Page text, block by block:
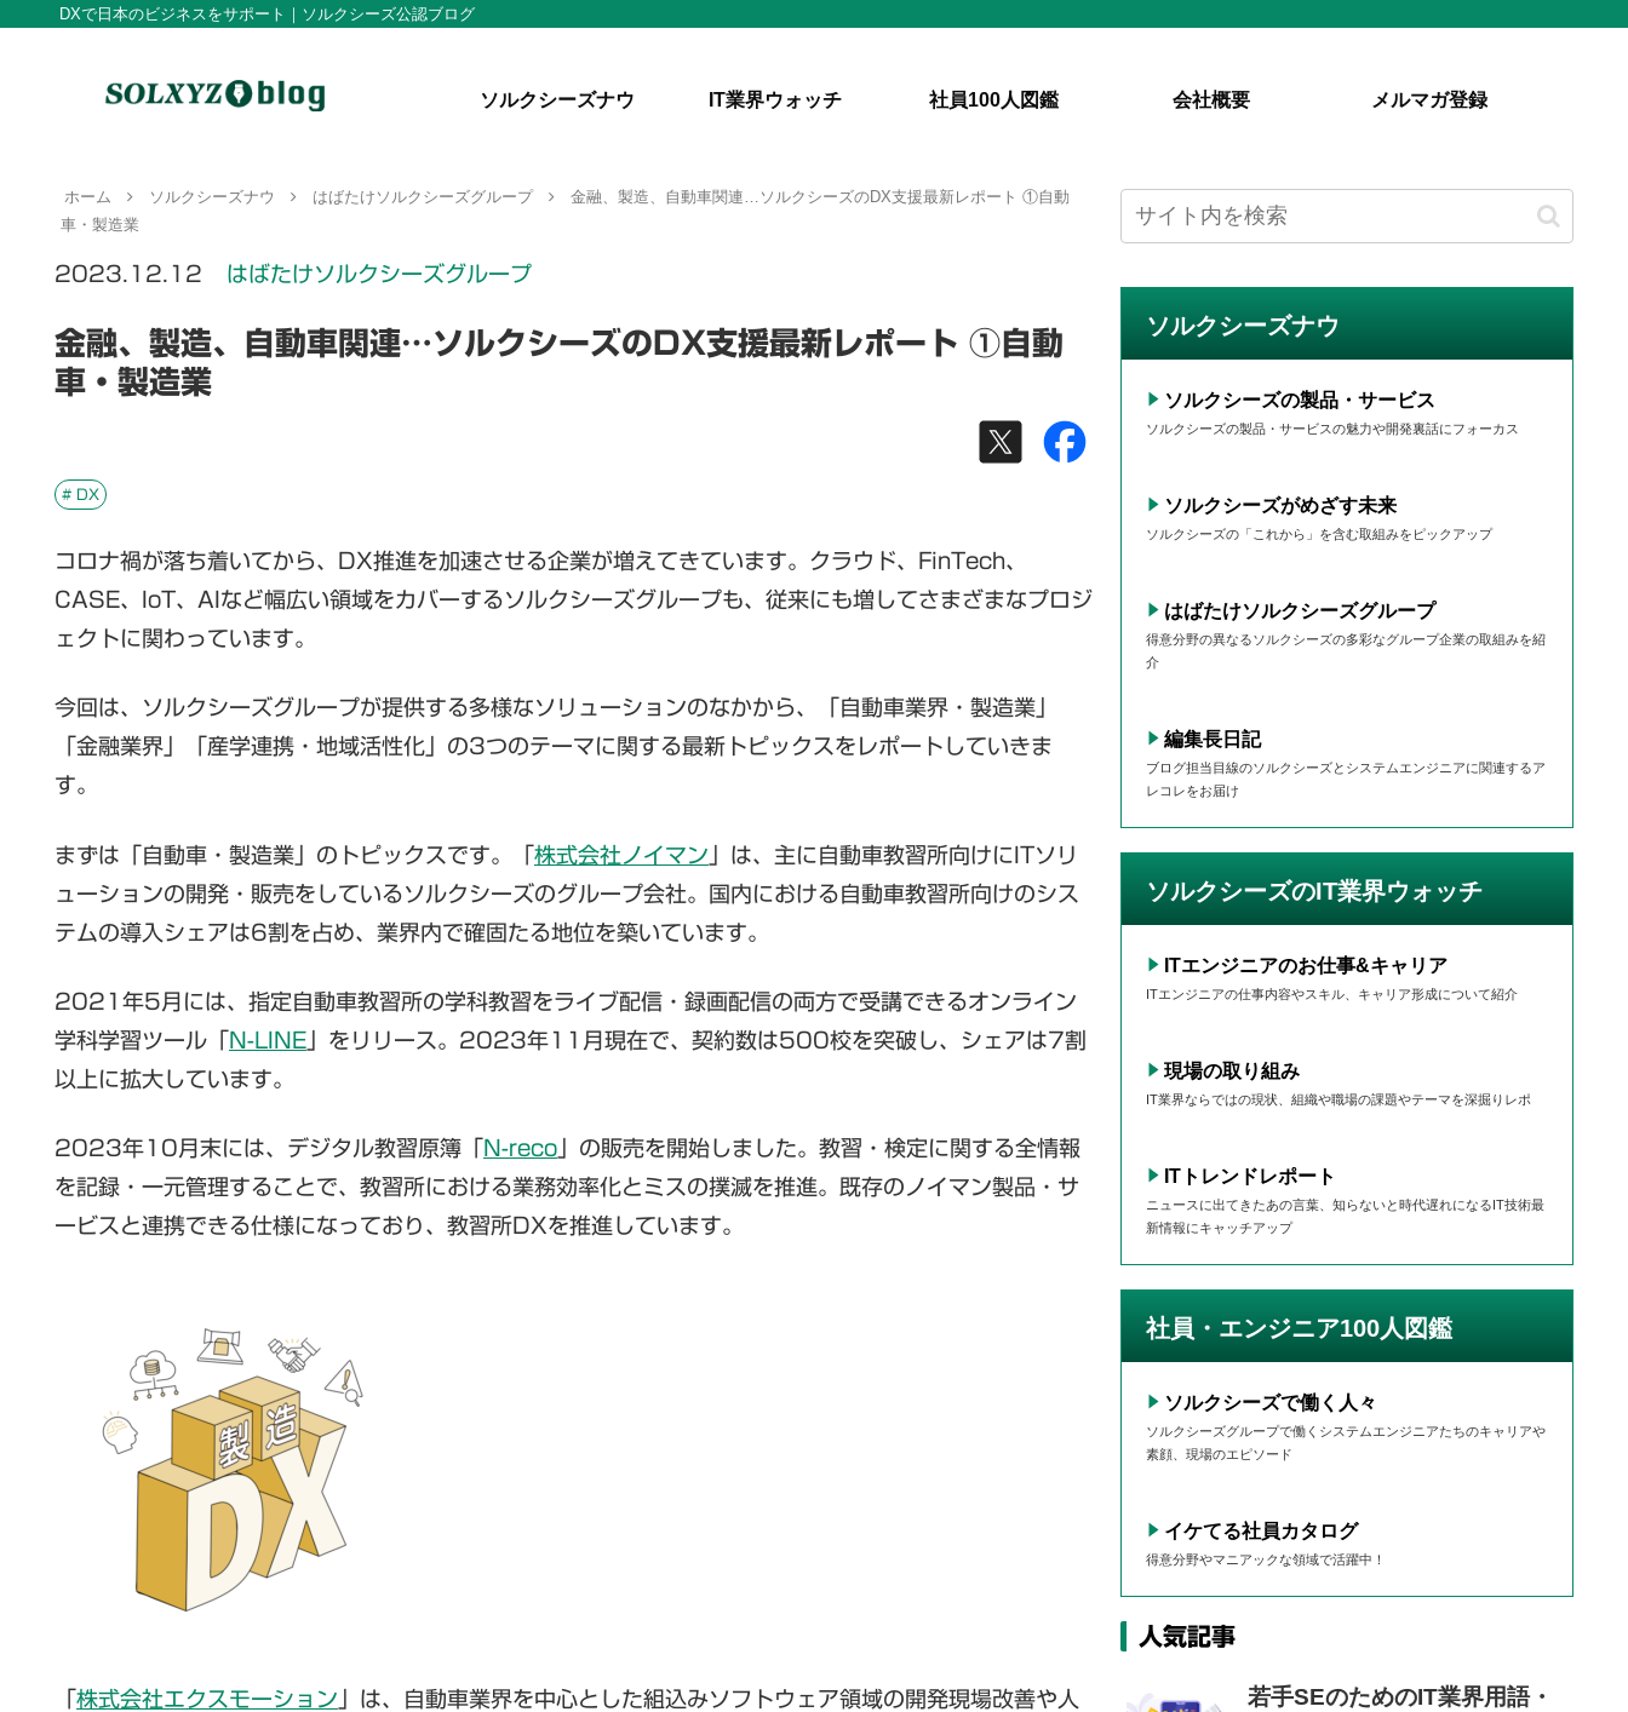
DXで日本のビジネスをサポート｜ソルクシーズ公認ブログ
ソルクシーズナウ IT業界ウォッチ 社員100人図鑑 会社概要 メルマガ登録
ホーム ソルクシーズナウ はばたけソルクシーズグループ
金融、製造、自動車関連…ソルクシーズのDX支援最新レポート ①自動
車・製造業
2023.12.12 はばたけソルクシーズグループ
金融、製造、自動車関連…ソルクシーズのDX支援最新レポート ①自動
車・製造業
# DX
コロナ禍が落ち着いてから、DX推進を加速させる企業が増えてきています。クラウド、FinTech、
CASE、IoT、AIなど幅広い領域をカバーするソルクシーズグループも、従来にも増してさまざまなプロジ
ェクトに関わっています。
今回は、ソルクシーズグループが提供する多様なソリューションのなかから、「自動車業界・製造業」
「金融業界」「産学連携・地域活性化」の3つのテーマに関する最新トピックスをレポートしていきま
す。
まずは「自動車・製造業」のトピックスです。「 株式会社ノイマン 」は、主に自動車教習所向けにITソリ
ューションの開発・販売をしているソルクシーズのグループ会社。国内における自動車教習所向けのシス
テムの導入シェアは6割を占め、業界内で確固たる地位を築いています。
2021年5月には、指定自動車教習所の学科教習をライブ配信・録画配信の両方で受講できるオンライン
学科学習ツール「
N-LINE 」をリリース。2023年11月現在で、契約数は500校を突破し、シェアは7割
以上に拡大しています。
2023年10月末には、デジタル教習原簿「 N-reco 」の販売を開始しました。教習・検定に関する全情報
を記録・一元管理することで、教習所における業務効率化とミスの撲滅を推進。既存のノイマン製品・サ
ービスと連携できる仕様になっており、教習所DXを推進しています。
株式会社エクスモーション 」は、自動車業界を中心とした組込みソフトウェア領域の開発現場改善や人
ソルクシーズナウ
ソルクシーズの製品・サービス
ソルクシーズの製品・サービスの魅力や開発裏話にフォーカス
ソルクシーズがめざす未来
ソルクシーズの「これから」を含む取組みをピックアップ
はばたけソルクシーズグループ
得意分野の異なるソルクシーズの多彩なグループ企業の取組みを紹
介
編集長日記
ブログ担当目線のソルクシーズとシステムエンジニアに関連するア
レコレをお届け
ソルクシーズのIT業界ウォッチ
ITエンジニアのお仕事&キャリア
ITエンジニアの仕事内容やスキル、キャリア形成について紹介
現場の取り組み
IT業界ならではの現状、組織や職場の課題やテーマを深掘りレポ
ITトレンドレポート
ニュースに出てきたあの言葉、知らないと時代遅れになるIT技術最
新情報にキャッチアップ
社員・エンジニア100人図鑑
ソルクシーズで働く人々
ソルクシーズグループで働くシステムエンジニアたちのキャリアや
素顔、現場のエピソード
イケてる社員カタログ
得意分野やマニアックな領域で活躍中！
人気記事
若手SEのためのIT業界用語・